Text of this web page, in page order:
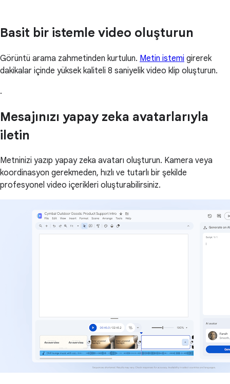
Basit bir istemle video oluşturun
Görüntü arama zahmetinden kurtulun. Metin istemi girerek
dakikalar içinde yüksek kaliteli 8 saniyelik video klip oluşturun.
.
Mesajınızı yapay zeka avatarlarıyla
iletin
Metninizi yazıp yapay zeka avatarı oluşturun. Kamera veya
koordinasyon gerekmeden, hızlı ve tutarlı bir şekilde
profesyonel video içerikleri oluşturabilirsiniz.